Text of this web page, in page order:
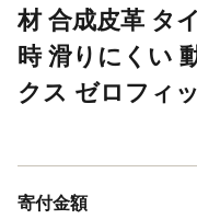
材 合成皮革 タ
時 滑りにくい
クス ゼロフィ
寄付金額